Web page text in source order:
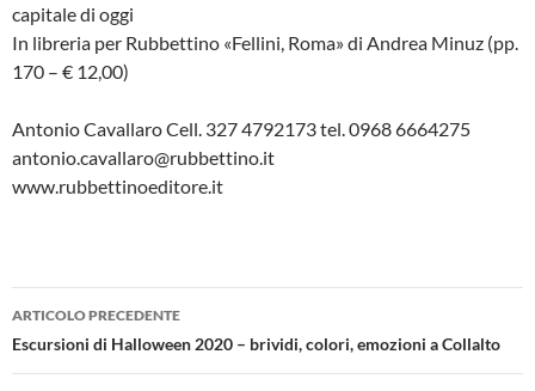
capitale di oggi
In libreria per Rubbettino «Fellini, Roma» di Andrea Minuz (pp.
170 – € 12,00)
Antonio Cavallaro Cell. 327 4792173 tel. 0968 6664275
antonio.cavallaro@rubbettino.it
www.rubbettinoeditore.it
Navigazione
articolo
ARTICOLO PRECEDENTE
Escursioni di Halloween 2020 – brividi, colori, emozioni a Collalto